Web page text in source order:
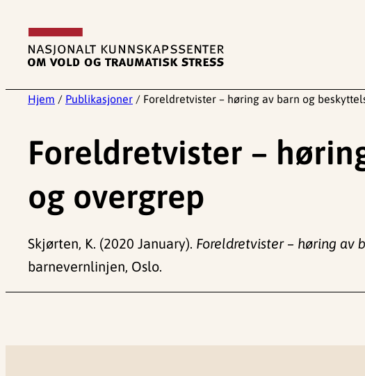
innhold
Hjem / Publikasjoner / Foreldretvister – høring av barn og
Foreldretvister –
og overgrep
Skjørten, K. (2020 January). Foreldretvister – høring av
barnevernlinjen, Oslo.